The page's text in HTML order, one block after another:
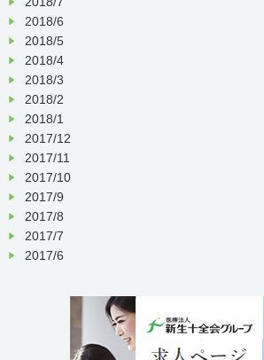
2018/6
2018/5
2018/4
2018/3
2018/2
2018/1
2017/12
2017/11
2017/10
2017/9
2017/8
2017/7
2017/6